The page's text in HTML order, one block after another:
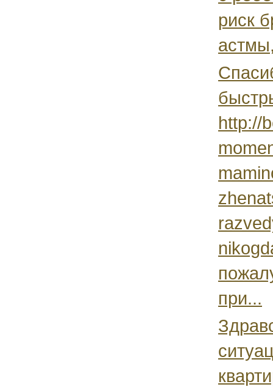
риск
http://
при...